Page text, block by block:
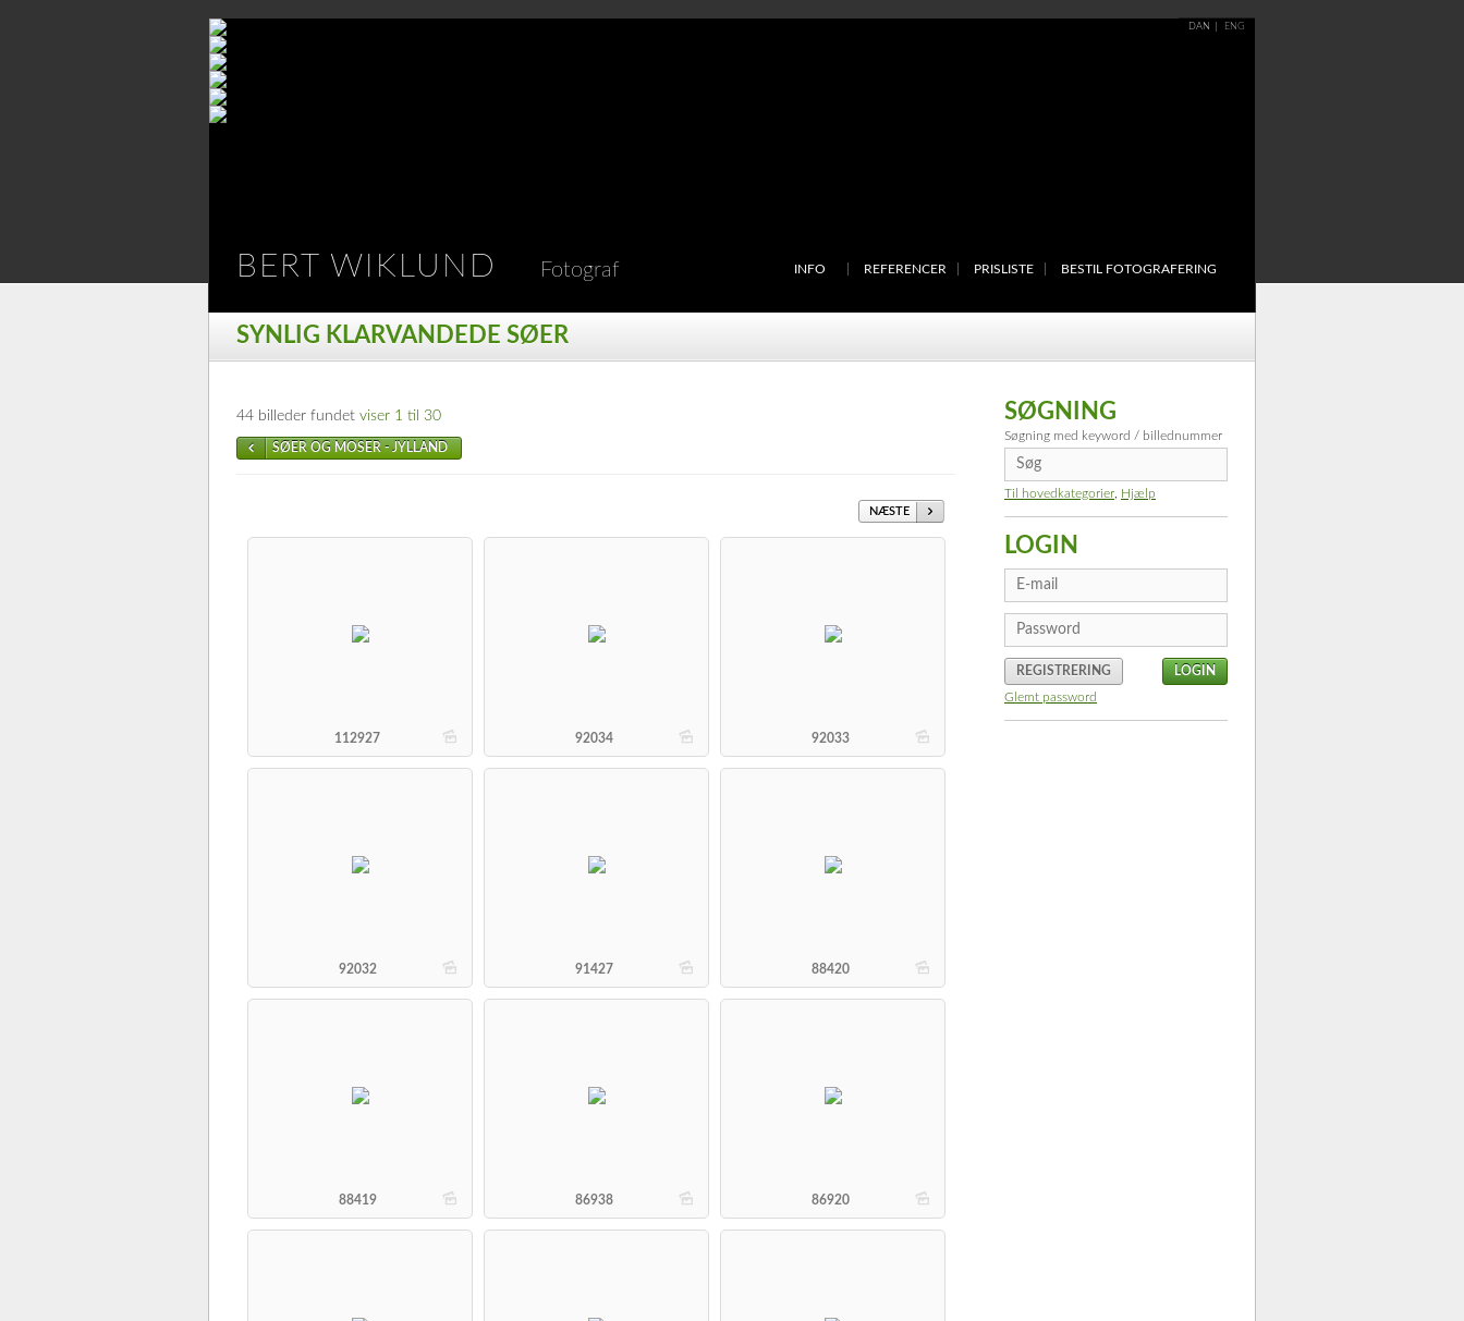
DAN ENG
BERT WIKLUND Fotograf INFO REFERENCER PRISLISTE BESTIL FOTOGRAFERING
SYNLIG KLARVANDEDE SØER
44 billeder fundet viser 1 til 30
SØER OG MOSER - JYLLAND
NÆSTE
b
112927 b
92034 b
92033
b
92032 b
91427 b
88420
b
88419 b
86938 b
86920
SØGNING
Søgning med keyword / billednummer
Til hovedkategorier Hjælp
LOGIN
REGISTRERING
Glemt password